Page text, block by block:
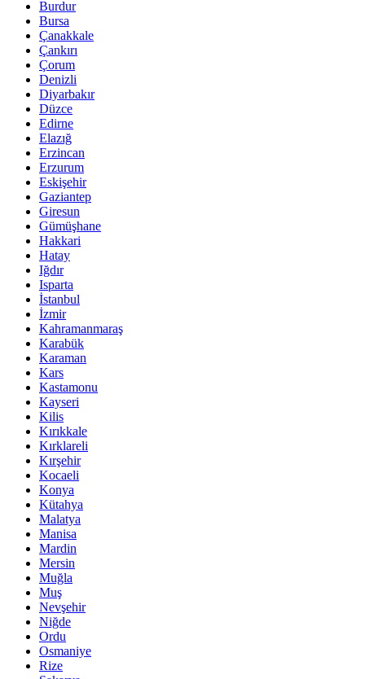
Burdur
Bursa
Çanakkale
Çankırı
Çorum
Denizli
Diyarbakır
Düzce
Edirne
Elazığ
Erzincan
Erzurum
Eskişehir
Gaziantep
Giresun
Gümüşhane
Hakkari
Hatay
Iğdır
Isparta
İstanbul
İzmir
Kahramanmaraş
Karabük
Karaman
Kars
Kastamonu
Kayseri
Kilis
Kırıkkale
Kırklareli
Kırşehir
Kocaeli
Konya
Kütahya
Malatya
Manisa
Mardin
Mersin
Muğla
Muş
Nevşehir
Niğde
Ordu
Osmaniye
Rize